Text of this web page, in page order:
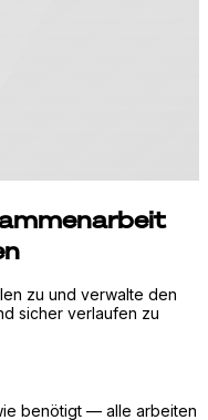
zu und verwalte den
sicher verlaufen zu
benötigt — alle arbeiten